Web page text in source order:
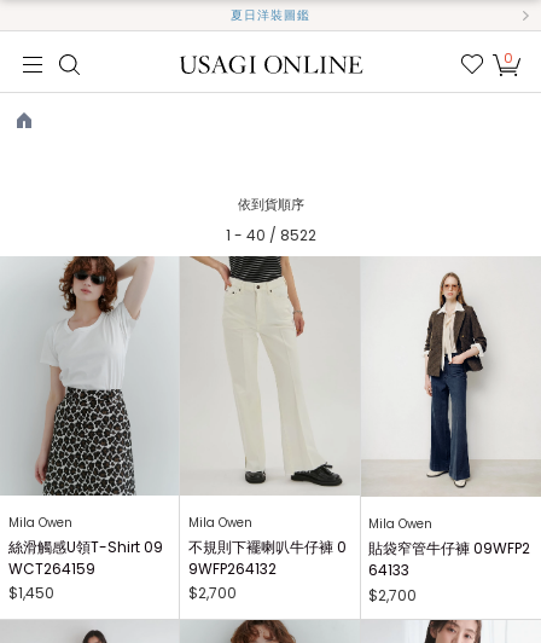
夏日洋裝圖鑑
我的
0
依到貨順序
1 - 40 / 8522
Mila Owen
絲滑觸感U領T-Shirt 09
WCT264159
$1,450
Mila Owen
不規則下襬喇叭牛仔褲 0
9WFP264132
$2,700
Mila Owen
貼袋窄管牛仔褲 09WFP2
64133
$2,700